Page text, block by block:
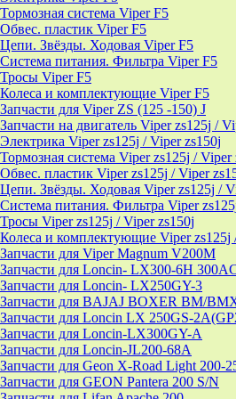
Тормозная система Viper F5
Обвес. пластик Viper F5
Цепи. Звёзды. Ходовая Viper F5
Система питания. Фильтра Viper F5
Тросы Viper F5
Колеса и комплектующие Viper F5
Запчасти для Viper ZS (125 -150) J
Запчасти на двигатель Viper zs125j /
Электрика Viper zs125j / Viper zs150j
Тормозная система Viper zs125j / Viper
Обвес. пластик Viper zs125j / Viper
Цепи. Звёзды. Ходовая Viper zs125j /
Система питания. Фильтра Viper
Тросы Viper zs125j / Viper zs150j
Колеса и комплектующие Viper zs125j
Запчасти для Viper Magnum V200M
Запчасти для Loncin- LX300-6H
Запчасти для Loncin- LX250GY-3
Запчасти для BAJAJ BOXER BM/
Запчасти для Loncin LX 250GS-
Запчасти для Loncin-LX300GY-A
Запчасти для Loncin-JL200-68A
Запчасти для Geon X-Road Light 200-
Запчасти для GEON Pantera 200 S/N